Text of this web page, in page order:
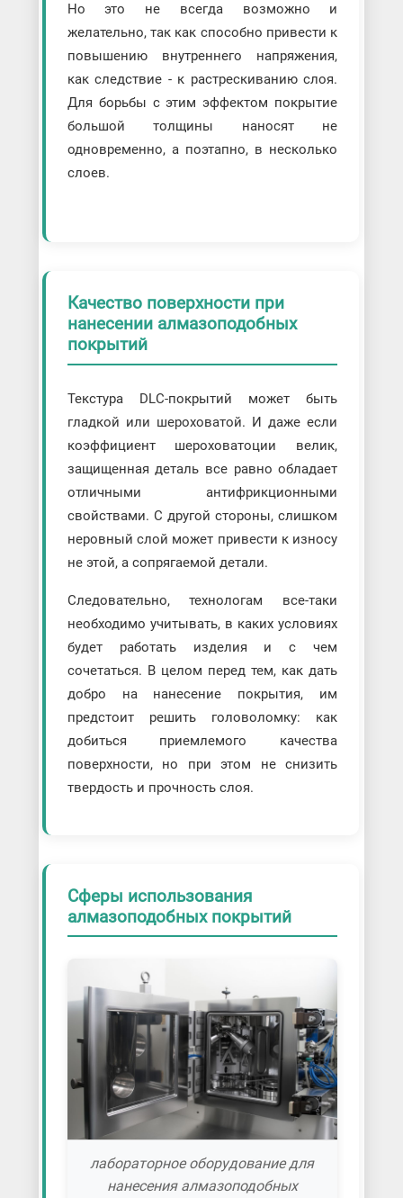
Но это не всегда возможно и
желательно, так как способно привести к
повышению внутреннего напряжения,
как следствие - к растрескиванию слоя.
Для борьбы с этим эффектом покрытие
большой толщины наносят не
одновременно, а поэтапно, в несколько
слоев.
Качество поверхности при
нанесении алмазоподобных
покрытий
Текстура DLC-покрытий может быть
гладкой или шероховатой. И даже если
коэффициент шероховатоции велик,
защищенная деталь все равно обладает
отличными антифрикционными
свойствами. С другой стороны, слишком
неровный слой может привести к износу
не этой, а сопрягаемой детали.
Следовательно, технологам все-таки
необходимо учитывать, в каких условиях
будет работать изделия и с чем
сочетаться. В целом перед тем, как дать
добро на нанесение покрытия, им
предстоит решить головоломку: как
добиться приемлемого качества
поверхности, но при этом не снизить
твердость и прочность слоя.
Сферы использования
алмазоподобных покрытий
лабораторное оборудование для
нанесения алмазоподобных